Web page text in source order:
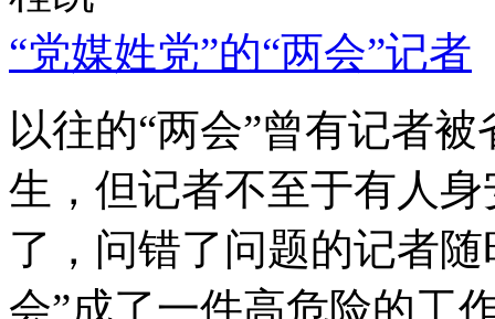
“党媒姓党”的“两会”记者
以往的“两会”曾有记者
生，但记者不至于有人
了，问错了问题的记者
会”成了一件高危险的工